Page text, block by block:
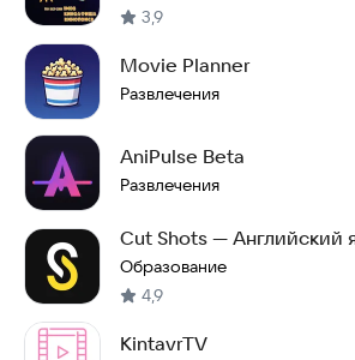
3,9
Movie Planner
Развлечения
AniPulse Beta
Развлечения
Cut Shots — Английский
Образование
4,9
KintavrTV